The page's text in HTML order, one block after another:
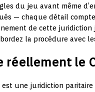
du jeu avant même
— chaque détail
de cette juridiction
la procédure avec
réellement le
est une juridiction paritaire